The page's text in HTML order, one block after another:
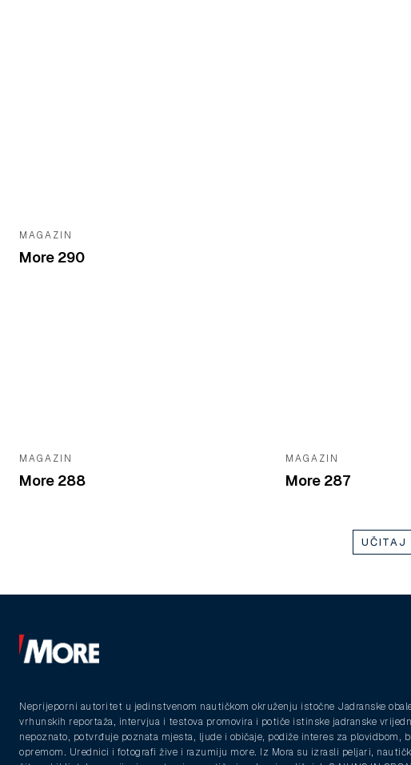
MAGAZIN
More 290
MAGAZIN
More 288
MAGAZIN
More 287
UČITAJ
Neprijeporni autoritet u jedinstvenom nautičkom okruženju istočne Jadranske
vrhunskih reportaža, intervjua i testova promovira i potiče istinske jadranske
nepoznato, potvrđuje poznata mjesta, ljude i običaje, podiže interes za plovidbom,
opremom. Urednici i fotografi žive i razumiju more. Iz Mora su izrasli peljari,